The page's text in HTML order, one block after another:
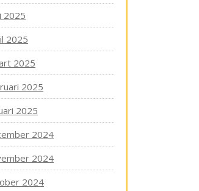
2025
2025
2025
2025
2025
2024
2024
2024